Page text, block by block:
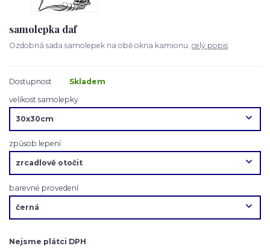
samolepka daf
Ozdobná sada samolepek na obě okna kamionu. celý popis
Dostupnost
Skladem
velikost samolepky
způsob lepení
barevné provedení
Nejsme plátci DPH